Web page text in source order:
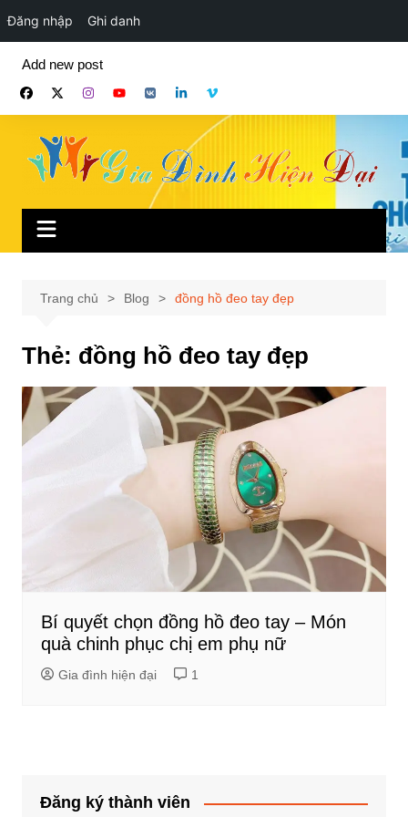
Đăng nhập Ghi danh
phần
Add new post
Trang chủ Blog đồng hồ đeo tay đẹp
Thẻ: đồng hồ đeo tay đẹp
Bí quyết chọn đồng hồ đeo tay – Món
quà chinh phục chị em phụ nữ
Gia đình hiện đại 1
Đăng ký thành viên